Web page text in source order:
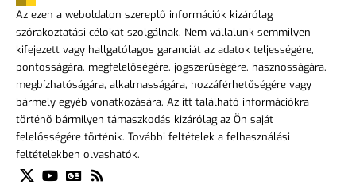
Az ezen a weboldalon szereplő információk kizárólag
szórakoztatási célokat szolgálnak. Nem vállalunk semmilyen
kifejezett vagy hallgatólagos garanciát az adatok teljességére,
pontosságára, megfelelőségére, jogszerűségére, hasznosságára,
megbízhatóságára, alkalmasságára, hozzáférhetőségére vagy
bármely egyéb vonatkozására. Az itt található információkra
történő bármilyen támaszkodás kizárólag az Ön saját
felelősségére történik. További feltételek a felhasználási
feltételekben olvashatók.